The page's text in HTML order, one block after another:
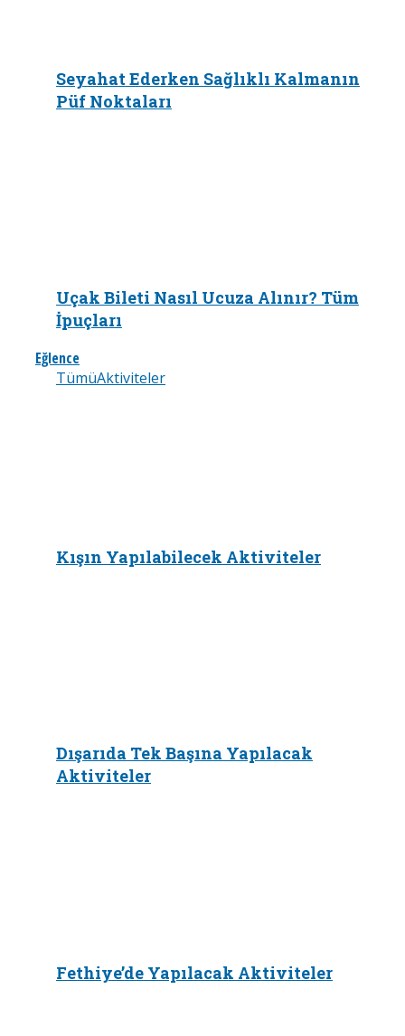
Seyahat Ederken Sağlıklı Kalmanın
Püf Noktaları
Uçak Bileti Nasıl Ucuza Alınır? Tüm
İpuçları
Eğlence
TümüAktiviteler
Kışın Yapılabilecek Aktiviteler
Dışarıda Tek Başına Yapılacak
Aktiviteler
Fethiye’de Yapılacak Aktiviteler